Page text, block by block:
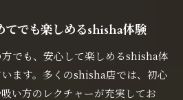
でも楽しめるshisha体験
でも、安心して楽しめるshisha体
ます。多くのshisha店では、初心
い方のレクチャーが充実してお